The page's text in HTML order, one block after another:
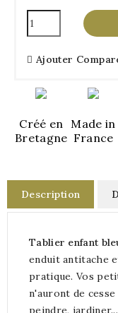
Ajouter
Créé en
Bretagne
Made in
France
Description
Tablier enfant
enduit antitache
pratique. Vos
n'auront de
peindre,